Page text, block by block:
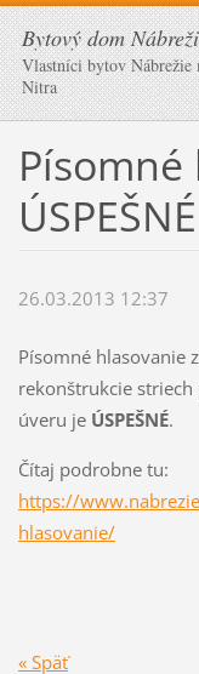
Bytový dom
Vlastníci bytov Nábrežie
Nitra
ÚSPEŠNÉ
26.03.2013 12:37
Písomné hlasovanie
rekonštrukcie
úveru je ÚSPEŠNÉ.
Čítaj podrobne tu:
https://
hlasovanie/
« Späť